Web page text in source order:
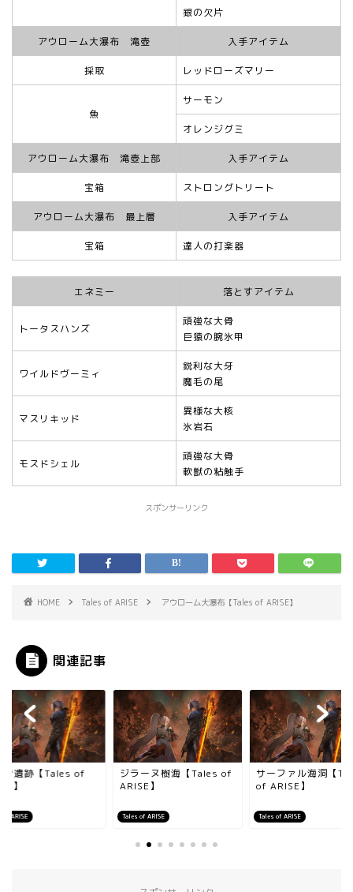
銀の欠片
アウローム大瀑布 滝壺 入手アイテム
採取 レッドローズマリー
魚
サーモン
オレンジグミ
アウローム大瀑布 滝壺上部 入手アイテム
宝箱 ストロングトリート
アウローム大瀑布 最上層 入手アイテム
宝箱 達人の打楽器
エネミー 落とすアイテム
トータスハンズ
頑強な大骨
巨猿の腕氷甲
ワイルドヴーミィ
鋭利な大牙
魔毛の尾
マスリキッド
異様な大核
氷岩石
モスドシェル
頑強な大骨
軟獣の粘触手
スポンサーリンク
HOME Tales of ARISE アウローム大瀑布【Tales of ARISE】
関連記事
of ARISE
ン遺跡【Tales of
】
Tales of ARISE
ジラーヌ樹海【Tales of
ARISE】
Tales of ARISE
サーファル海洞【
of ARISE】